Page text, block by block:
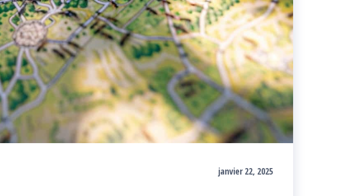
janvier 22, 2025